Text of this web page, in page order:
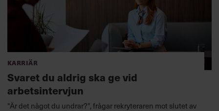
Karriär
Svaret du aldrig ska ge vid
arbetsintervjun
"Är det något du undrar?", frågar rekryteraren mot slutet av